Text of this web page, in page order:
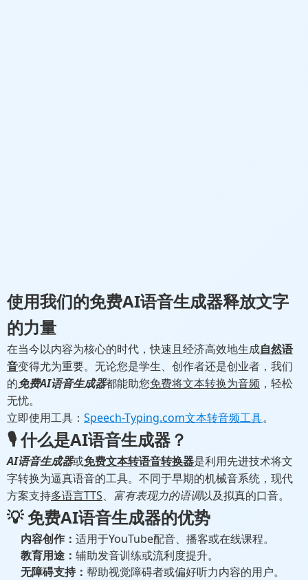
使用我们的免费AI语音生成器释放文字
的力量
在当今以内容为核心的时代，快速且经济高效地生成自然语
音变得尤为重要。无论您是学生、创作者还是创业者，我们
的免费AI语音生成器都能助您免费将文本转换为音频 ，轻松
无忧。
立即使用工具： Speech-Typing.com文本转音频工具。
🎙️ 什么是AI语音生成器？
AI语音生成器或免费文本转语音转换器是利用先进技术将文
字转换为逼真语音的工具。不同于早期的机械音系统，现代
方案支持多语言TTS、 富有表现力的语调以及拟真的口音。
💡免费AI语音生成器的优势
内容创作： 适用于YouTube配音、播客或在线课程。
教育用途： 辅助发音训练或流利度提升。
无障碍支持： 帮助视觉障碍者或偏好听力内容的用户。